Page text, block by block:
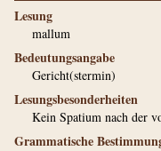
Lesung
mallum
Bedeutungsangabe
Gericht(stermin)
Lesungsbesonderheiten
Kein Spatium nach der
Grammatische